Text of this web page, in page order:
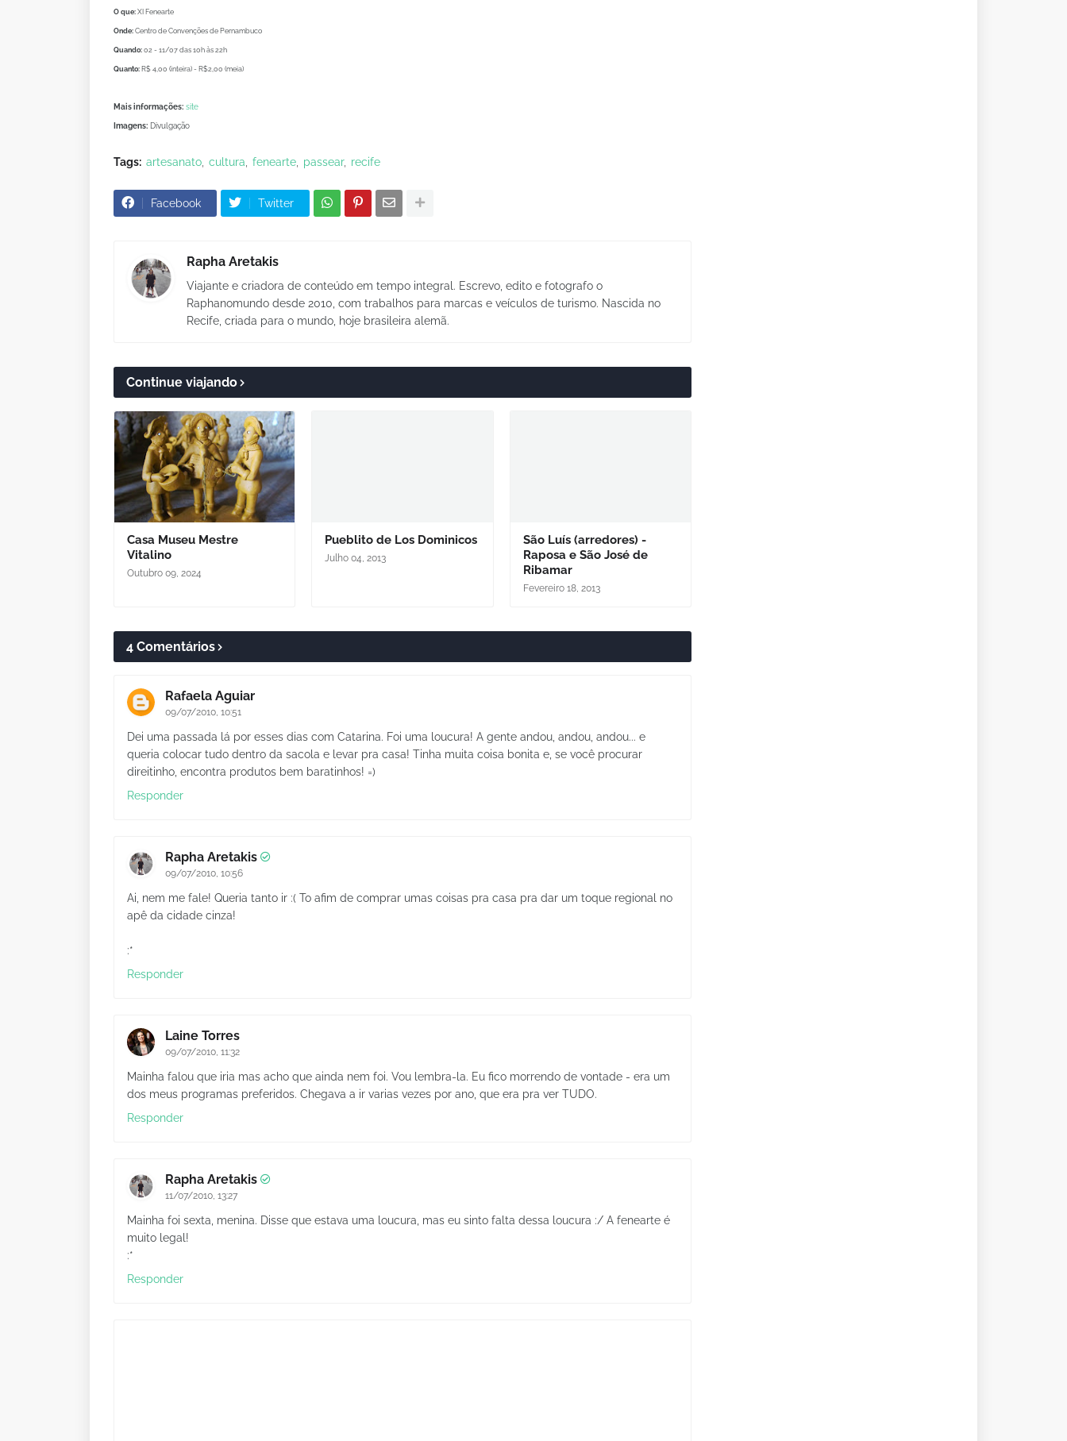
O que: XI Fenearte
Onde: Centro de Convenções de Pernambuco
Quando: 02 - 11/07 das 10h às 22h
Quanto: R$ 4,00 (inteira) - R$2,00 (meia)
Mais informações: site
Imagens: Divulgação
Tags: artesanato cultura fenearte passear recife
Facebook Twitter
Rapha Aretakis
Viajante e criadora de conteúdo em tempo integral. Escrevo, edito e fotografo o
Raphanomundo desde 2010, com trabalhos para marcas e veículos de turismo. Nascida no
Recife, criada para o mundo, hoje brasileira alemã.
Continue viajando
Casa Museu Mestre
Vitalino
Outubro 09, 2024
Pueblito de Los Dominicos
Julho 04, 2013
São Luís (arredores) -
Raposa e São José de
Ribamar
Fevereiro 18, 2013
4 Comentários
Rafaela Aguiar
09/07/2010, 10:51
Dei uma passada lá por esses dias com Catarina. Foi uma loucura! A gente andou, andou, andou... e
queria colocar tudo dentro da sacola e levar pra casa! Tinha muita coisa bonita e, se você procurar
direitinho, encontra produtos bem baratinhos! =)
Responder
Rapha Aretakis
09/07/2010, 10:56
Ai, nem me fale! Queria tanto ir :( To afim de comprar umas coisas pra casa pra dar um toque regional no
apê da cidade cinza!
:*
Responder
Laine Torres
09/07/2010, 11:32
Mainha falou que iria mas acho que ainda nem foi. Vou lembra-la. Eu fico morrendo de vontade - era um
dos meus programas preferidos. Chegava a ir varias vezes por ano, que era pra ver TUDO.
Responder
Rapha Aretakis
11/07/2010, 13:27
Mainha foi sexta, menina. Disse que estava uma loucura, mas eu sinto falta dessa loucura :/ A fenearte é
muito legal!
:*
Responder